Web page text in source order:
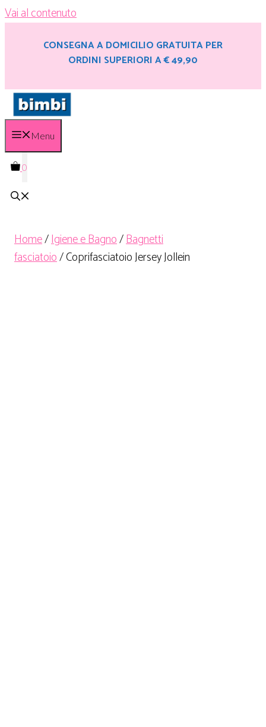
Vai al contenuto
CONSEGNA A DOMICILIO GRATUITA PER
ORDINI SUPERIORI A € 49,90
Menu
0
Home/Igiene e Bagno/Bagnetti
fasciatoio/ Coprifasciatoio Jersey Jollein